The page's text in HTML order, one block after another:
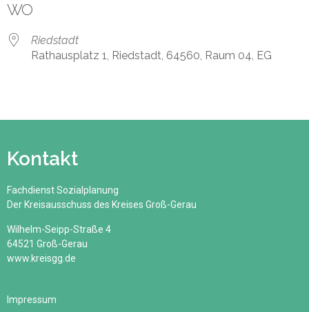
WO
Riedstadt
Rathausplatz 1, Riedstadt, 64560, Raum 04, EG
Kontakt
Fachdienst Sozialplanung
Der Kreisausschuss des Kreises Groß-Gerau
Wilhelm-Seipp-Straße 4
64521 Groß-Gerau
www.kreisgg.de
Impressum